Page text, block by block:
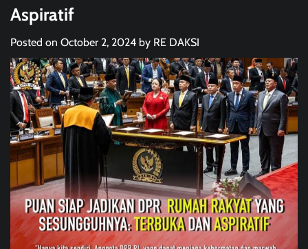
Aspiratif
Posted on October 2, 2024 by RE DAKSI